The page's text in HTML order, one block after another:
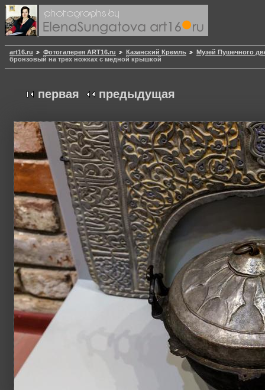
art16.ru Фотогалерея ART16.ru Казанский Кремль
Музей Пушечного
бронзовый на трех ножках с медной крышкой
первая предыдущая